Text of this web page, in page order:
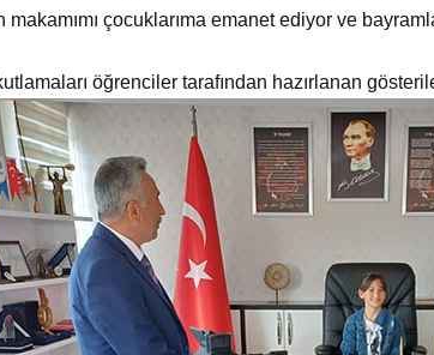
makamımı çocuklarıma emanet ediyor ve
öğrenciler tarafından hazırlanan